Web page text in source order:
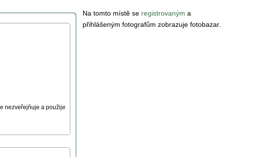
nezveřejňuje a použije
Na tomto místě se registrovaným a
přihlášeným fotografům zobrazuje fotobazar.